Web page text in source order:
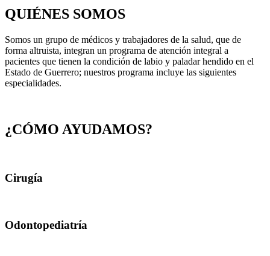
QUIÉNES SOMOS
Somos un grupo de médicos y trabajadores de la salud, que de
forma altruista, integran un programa de atención integral a
pacientes que tienen la condición de labio y paladar hendido en el
Estado de Guerrero; nuestros programa incluye las siguientes
especialidades.
¿CÓMO AYUDAMOS?
Cirugía
Odontopediatría